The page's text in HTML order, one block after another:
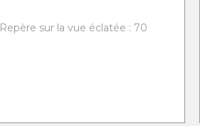
Repère sur la vue éclatée : 70